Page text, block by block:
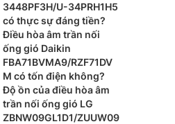
3448PF3H/U-34PRH1H5
có thực sự đáng tiền?
Điều hòa âm trần nối
ống gió Daikin
FBA71BVMA9/RZF71DV
M có tốn điện không?
Độ ồn của điều hòa âm
trần nối ống gió LG
ZBNW09GL1D1/ZUUW09